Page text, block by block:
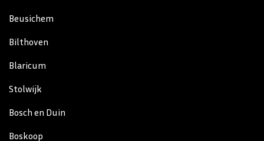
Beusichem
Bilthoven
Blaricum
Stolwijk
Bosch en Duin
Boskoop